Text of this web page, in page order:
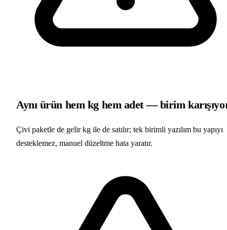
Aynı ürün hem kg hem adet — birim
Çivi paketle de gelir kg ile de satılır; tek birimli yazılım bu yapıyı
desteklemez, manuel düzeltme hata yaratır.